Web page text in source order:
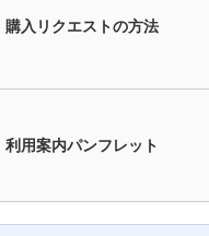
購入リクエストの方法
利用案内パンフレット